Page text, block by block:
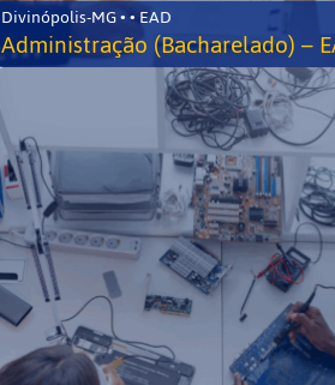
Divinópolis-MG • • EAD
Administração (Bacharelado) –